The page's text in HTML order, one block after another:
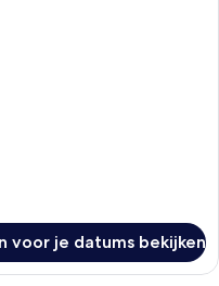
voor je datums bekijken